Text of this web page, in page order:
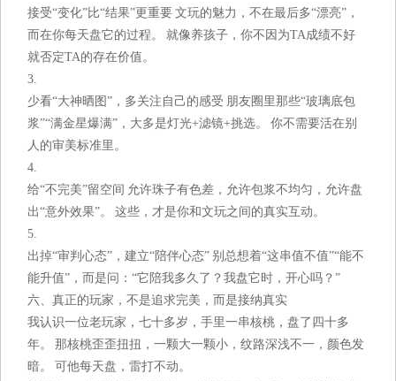
接受“变化”比“结果”更重要 文玩的魅力，不在最后多“漂亮”，
而在你每天盘它的过程。 就像养孩子，你不因为TA成绩不好
就否定TA的存在价值。
3.
少看“大神晒图”，多关注自己的感受 朋友圈里那些“玻璃底包
浆”“满金星爆满”，大多是灯光+滤镜+挑选。 你不需要活在别
人的审美标准里。
4.
给“不完美”留空间 允许珠子有色差，允许包浆不均匀，允许盘
出“意外效果”。 这些，才是你和文玩之间的真实互动。
5.
出掉“审判心态”，建立“陪伴心态” 别总想着“这串值不值”“能不
能升值”，而是问：“它陪我多久了？我盘它时，开心吗？”
六、真正的玩家，不是追求完美，而是接纳真实
我认识一位老玩家，七十多岁，手里一串核桃，盘了四十多
年。 那核桃歪歪扭扭，一颗大一颗小，纹路深浅不一，颜色发
暗。 可他每天盘，雷打不动。